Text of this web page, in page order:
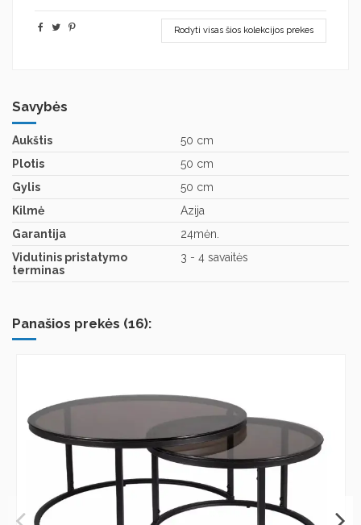
Rodyti visas šios kolekcijos prekes
Savybės
Aukštis
50 cm
Plotis
50 cm
Gylis
50 cm
Kilmė
Azija
Garantija
24mėn.
Vidutinis pristatymo
terminas
3 - 4 savaitės
Panašios prekės (16):